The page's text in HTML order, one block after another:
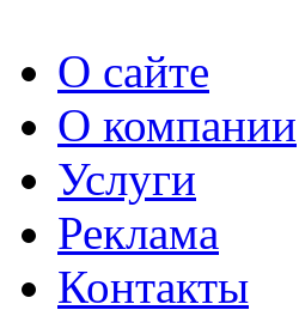
О сайте
О компании
Услуги
Реклама
Контакты